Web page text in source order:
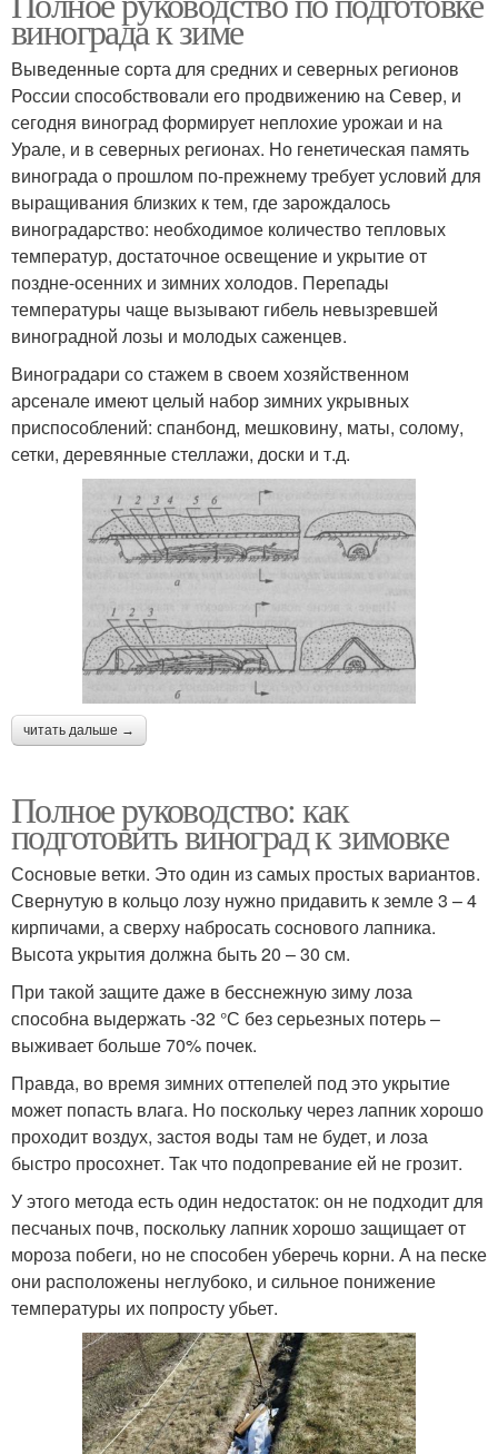
винограда к зиме
Выведенные сорта для средних и северных регионов
России способствовали его продвижению на Север, и
сегодня виноград формирует неплохие урожаи и на
Урале, и в северных регионах. Но генетическая память
винограда о прошлом по-прежнему требует условий для
выращивания близких к тем, где зарождалось
виноградарство: необходимое количество тепловых
температур, достаточное освещение и укрытие от
поздне-осенних и зимних холодов. Перепады
температуры чаще вызывают гибель невызревшей
виноградной лозы и молодых саженцев.
Виноградари со стажем в своем хозяйственном
арсенале имеют целый набор зимних укрывных
приспособлений: спанбонд, мешковину, маты, солому,
сетки, деревянные стеллажи, доски и т.д.
читать дальше →
Полное руководство: как
подготовить виноград к зимовке
Сосновые ветки. Это один из самых простых вариантов.
Свернутую в кольцо лозу нужно придавить к земле 3 – 4
кирпичами, а сверху набросать соснового лапника.
Высота укрытия должна быть 20 – 30 см.
При такой защите даже в бесснежную зиму лоза
способна выдержать -32 °С без серьезных потерь –
выживает больше 70% почек.
Правда, во время зимних оттепелей под это укрытие
может попасть влага. Но поскольку через лапник хорошо
проходит воздух, застоя воды там не будет, и лоза
быстро просохнет. Так что подопревание ей не грозит.
У этого метода есть один недостаток: он не подходит для
песчаных почв, поскольку лапник хорошо защищает от
мороза побеги, но не способен уберечь корни. А на песке
они расположены неглубоко, и сильное понижение
температуры их попросту убьет.